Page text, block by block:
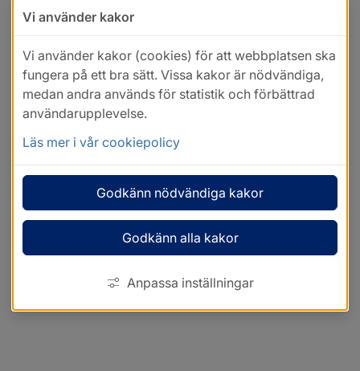
Vi använder kakor
Vi använder kakor (cookies) för att webbplatsen ska
fungera på ett bra sätt. Vissa kakor är nödvändiga,
medan andra används för statistik och förbättrad
användarupplevelse.
Läs mer i vår cookiepolicy
Godkänn nödvändiga kakor
Godkänn alla kakor
Anpassa inställningar